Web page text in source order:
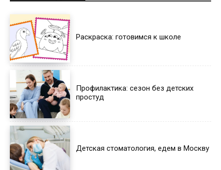
Раскраска: готовимся к школе
Профилактика: сезон без детских
простуд
Детская стоматология, едем в Москву